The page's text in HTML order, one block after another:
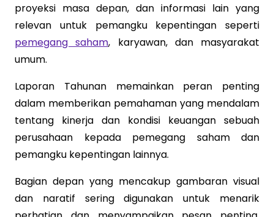
proyeksi masa depan, dan informasi lain yang
relevan untuk pemangku kepentingan seperti
pemegang saham, karyawan, dan masyarakat
umum.
Laporan Tahunan memainkan peran penting
dalam memberikan pemahaman yang mendalam
tentang kinerja dan kondisi keuangan sebuah
perusahaan kepada pemegang saham dan
pemangku kepentingan lainnya.
Bagian depan yang mencakup gambaran visual
dan naratif sering digunakan untuk menarik